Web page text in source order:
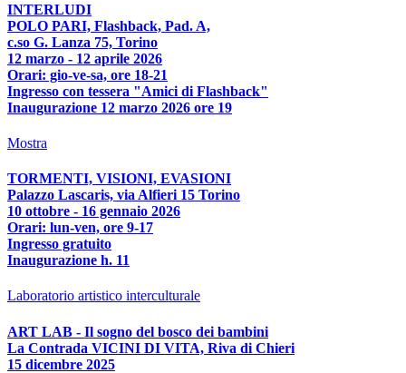
INTERLUDI
POLO PARI, Flashback, Pad. A,
c.so G. Lanza 75, Torino
12 marzo - 12 aprile 2026
Orari: gio-ve-sa, ore 18-21
Ingresso con tessera "Amici di Flashback"
Inaugurazione 12 marzo 2026 ore 19
Mostra
TORMENTI, VISIONI, EVASIONI
Palazzo Lascaris, via Alfieri 15 Torino
10 ottobre - 16 gennaio 2026
Orari: lun-ven, ore 9-17
Ingresso gratuito
Inaugurazione h. 11
Laboratorio artistico interculturale
ART LAB - Il sogno del bosco dei bambini
La Contrada VICINI DI VITA, Riva di Chieri
15 dicembre 2025